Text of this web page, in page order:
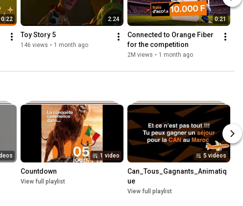
0:22 2:24
Toy Story 5
146 views • 1 month ago
0:21
Connected to Orange Fiber
for the competition
2M views • 1 month ago
1 video
Countdown
View full playlist
5 videos
Can_Tous_Gagnants_Animatiq
ue
View full playlist